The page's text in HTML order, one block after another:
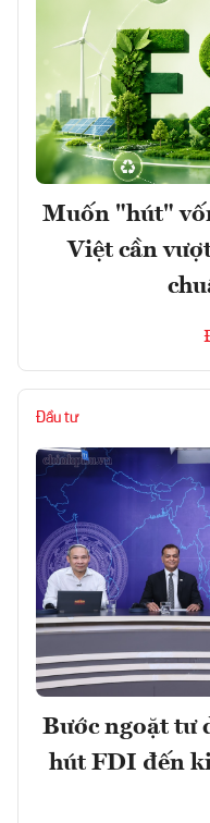
Muốn "hút"
Việt cần
Đầu tư
Bước ngoặt tư
hút FDI đến